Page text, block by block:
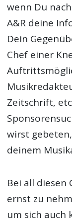
wenn Du
A&R deine
Dein
Chef einer
Zeitschrift,
wirst
deinem
Bei all diesen
ernst zu
um sich auch